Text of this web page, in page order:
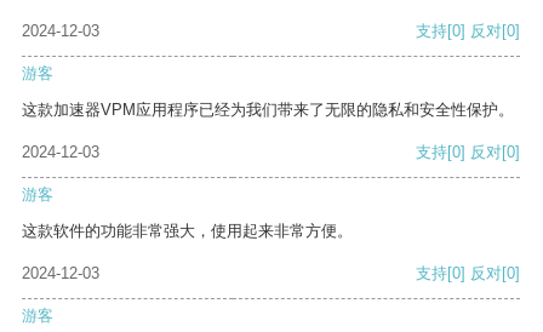
2024-12-03 支持[0] 反对[0]
游客
这款加速器VPM应用程序已经为我们带来了无限的隐私和安全性保护。
2024-12-03 支持[0] 反对[0]
游客
这款软件的功能非常强大，使用起来非常方便。
2024-12-03 支持[0] 反对[0]
游客